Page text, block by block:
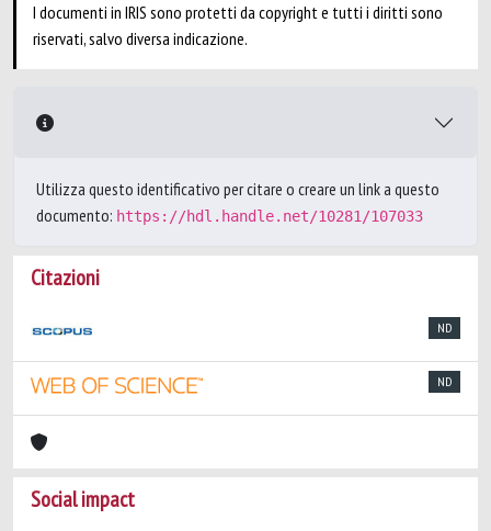
I documenti in IRIS sono protetti da copyright e tutti i diritti sono
riservati, salvo diversa indicazione.
Utilizza questo identificativo per citare o creare un link a questo
documento: https://hdl.handle.net/10281/107033
Citazioni
ND
ND
Social impact